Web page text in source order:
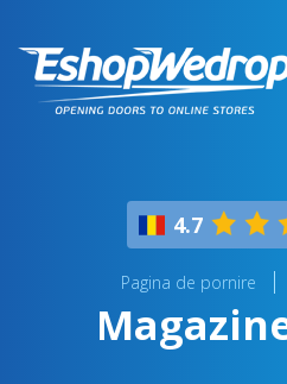
4.7
Pagina de pornire